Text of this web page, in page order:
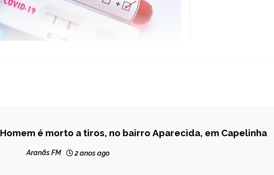
CAPELINHA
NOTÍCIAS
Homem é morto a tiros, no bairro Aparecida, em Capelinha
Aranãs FM 2 anos ago